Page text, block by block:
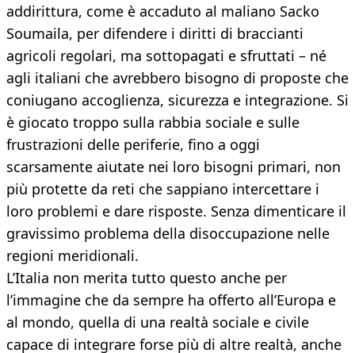
addirittura, come è accaduto al maliano Sacko
Soumaila, per difendere i diritti di braccianti
agricoli regolari, ma sottopagati e sfruttati – né
agli italiani che avrebbero bisogno di proposte che
coniugano accoglienza, sicurezza e integrazione. Si
è giocato troppo sulla rabbia sociale e sulle
frustrazioni delle periferie, fino a oggi
scarsamente aiutate nei loro bisogni primari, non
più protette da reti che sappiano intercettare i
loro problemi e dare risposte. Senza dimenticare il
gravissimo problema della disoccupazione nelle
regioni meridionali.
L’Italia non merita tutto questo anche per
l’immagine che da sempre ha offerto all’Europa e
al mondo, quella di una realtà sociale e civile
capace di integrare forse più di altre realtà, anche